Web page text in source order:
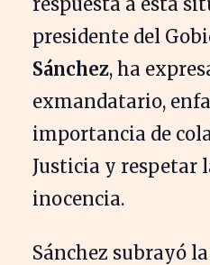
presidente del
Sánchez, ha
exmandatario,
importancia de
Justicia y respetar
inocencia.
Sánchez subrayó